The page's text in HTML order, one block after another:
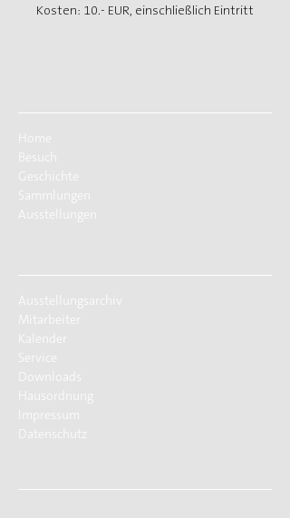
Kosten: 10.- EUR, einschließlich Eintritt
Home
Besuch
Geschichte
Sammlungen
Ausstellungen
Ausstellungsarchiv
Mitarbeiter
Kalender
Service
Downloads
Hausordnung
Impressum
Datenschutz